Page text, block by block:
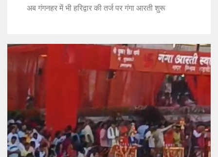
अब गंगनहर में भी हरिद्वार की तर्ज पर गंगा आरती शुरू